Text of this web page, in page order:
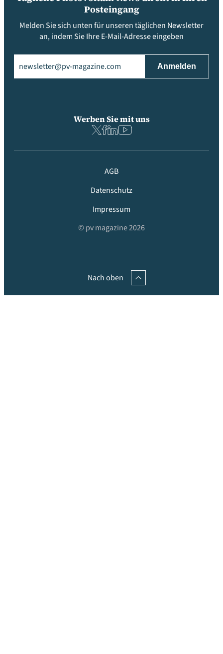
Posteingang
Melden Sie sich unten für unseren täglichen Newsletter
an, indem Sie Ihre E-Mail-Adresse eingeben
Werben Sie mit uns
AGB
Datenschutz
Impressum
© pv magazine 2026
Nach oben